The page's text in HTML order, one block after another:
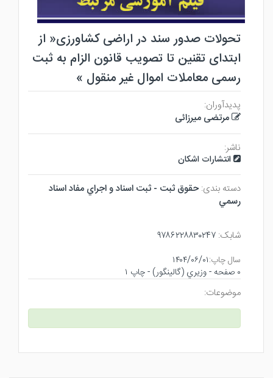
تحولات صدور سند در اراضی کشاورزی« از
ابتدای تقنین تا تصویب قانون الزام به ثبت
رسمی معاملات اموال غیر منقول »
پدیدآوران:
مرتضی میرزائی
ناشر:
انتشارات اشکان
دسته بندی: حقوق ثبت - ثبت اسناد و اجراي مفاد اسناد
رسمي
شابک: ۹۷۸۶۲۲۸۸۳۰۲۴۷
سال چاپ:۱۴۰۴/۰۶/۰۱
۰ صفحه - وزيري (گالينگور) - چاپ ۱
موضوعات: